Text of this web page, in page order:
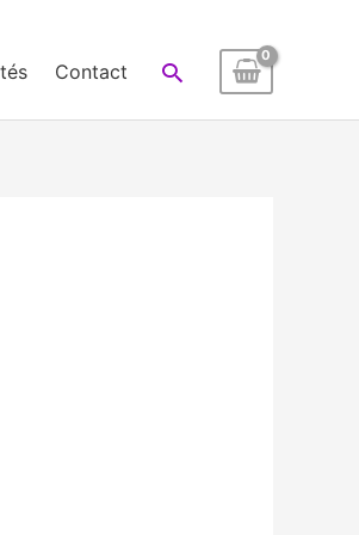
Contact Rechercher